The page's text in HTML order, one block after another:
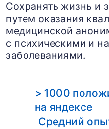
Сохранять жизнь и
путем оказания
медицинской
с психическими и
заболеваниями.
> 1000
на яндексе
Средний